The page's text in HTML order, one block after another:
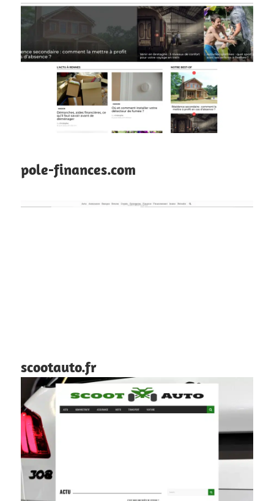
pole-finances.com
scootauto.fr